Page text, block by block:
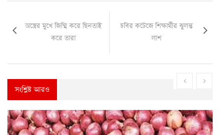
অস্ত্রের মুখে জিম্মি করে ছিনতাই
করে তারা
চবির কটেজে শিক্ষার্থীর ঝুলন্ত
লাশ
সংশ্লিষ্ট আরও